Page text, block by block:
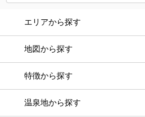
エリアから探す
地図から探す
特徴から探す
温泉地から探す